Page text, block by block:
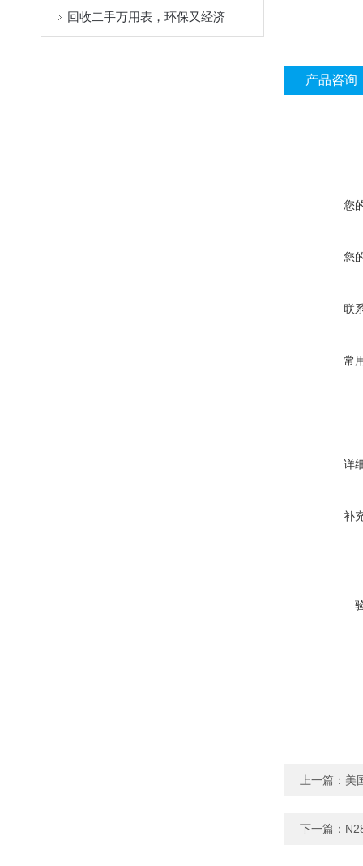
回收二手万用表，环保又经济
产品咨询
您
您
联
常
详
补
上一篇： 美
下一篇：